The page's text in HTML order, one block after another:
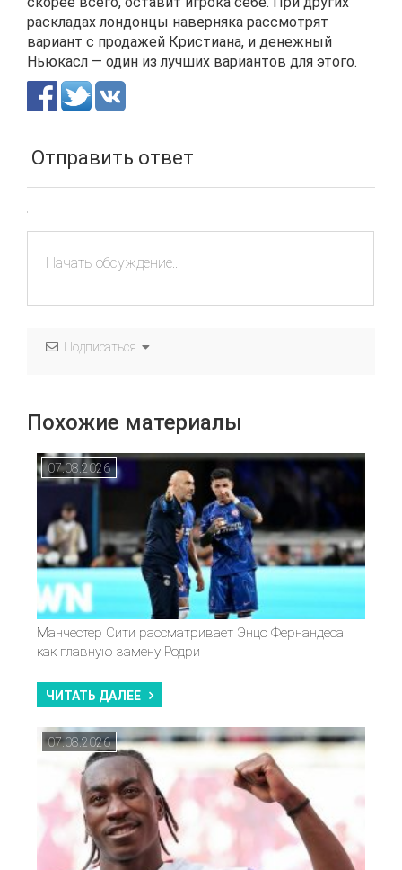
раскладах лондонцы наверняка рассмотрят
вариант с продажей Кристиана, и денежный
Ньюкасл — один из лучших вариантов для этого.
Отправить ответ
Подписаться
Похожие материалы
07.08.2026
Манчестер Сити рассматривает Энцо Фернандеса
как главную замену Родри
ЧИТАТЬ ДАЛЕЕ
07.08.2026